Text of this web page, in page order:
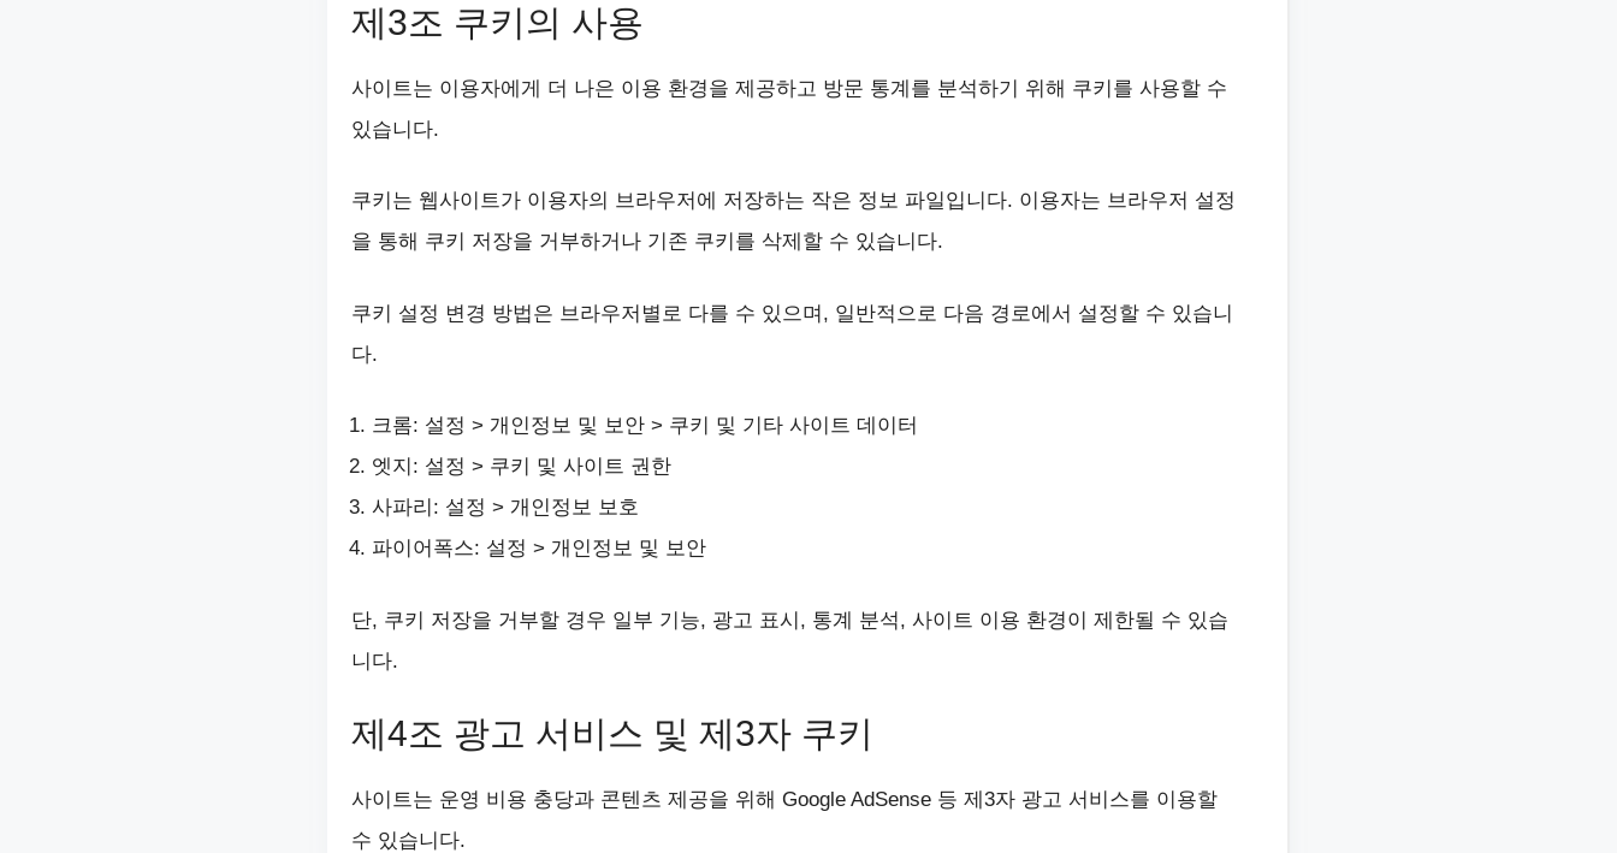
제3조 쿠키의 사용
사이트는 이용자에게 더 나은 이용 환경을 제공하고 방문 통계를 분석하기 위해 쿠키를 사용할 수
있습니다.
쿠키는 웹사이트가 이용자의 브라우저에 저장하는 작은 정보 파일입니다. 이용자는 브라우저 설정
을 통해 쿠키 저장을 거부하거나 기존 쿠키를 삭제할 수 있습니다.
쿠키 설정 변경 방법은 브라우저별로 다를 수 있으며, 일반적으로 다음 경로에서 설정할 수 있습니
다.
크롬: 설정 > 개인정보 및 보안 > 쿠키 및 기타 사이트 데이터
엣지: 설정 > 쿠키 및 사이트 권한
사파리: 설정 > 개인정보 보호
파이어폭스: 설정 > 개인정보 및 보안
단, 쿠키 저장을 거부할 경우 일부 기능, 광고 표시, 통계 분석, 사이트 이용 환경이 제한될 수 있습
니다.
제4조 광고 서비스 및 제3자 쿠키
사이트는 운영 비용 충당과 콘텐츠 제공을 위해 Google AdSense 등 제3자 광고 서비스를 이용할
수 있습니다.